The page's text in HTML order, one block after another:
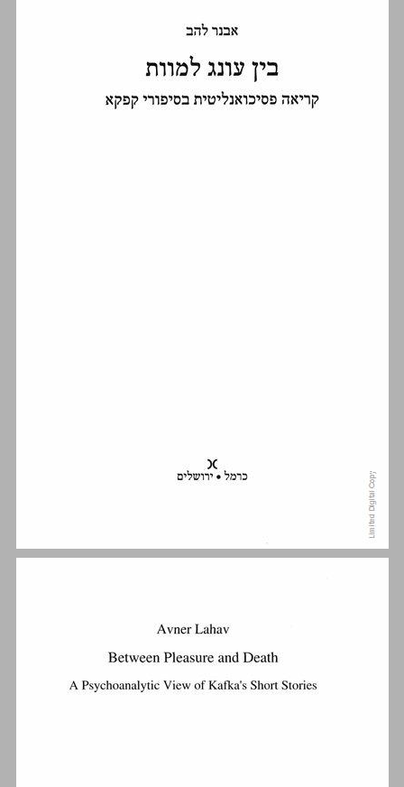
תוכן העניינים ... 5